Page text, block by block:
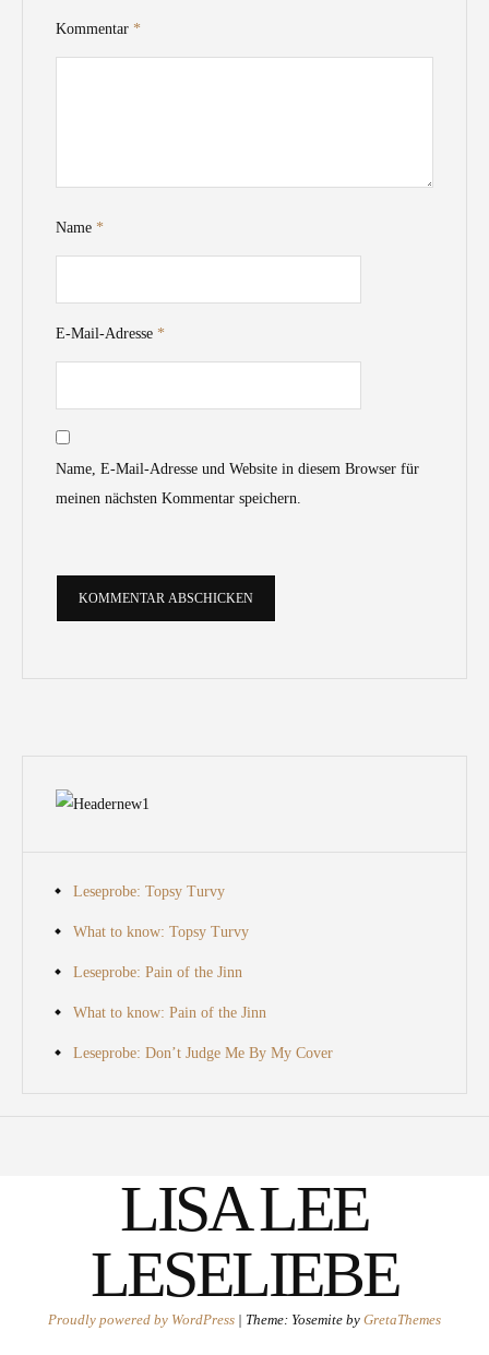
Kommentar *
Name *
E-Mail-Adresse *
Name, E-Mail-Adresse und Website in diesem Browser für
meinen nächsten Kommentar speichern.
Leseprobe: Topsy Turvy
What to know: Topsy Turvy
Leseprobe: Pain of the Jinn
What to know: Pain of the Jinn
Leseprobe: Don’t Judge Me By My Cover
LISA LEE
LESELIEBE
Proudly powered by WordPress | Theme: Yosemite by GretaThemes